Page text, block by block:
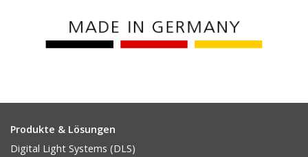
Produkte & Lösungen
Digital Light Systems (DLS)